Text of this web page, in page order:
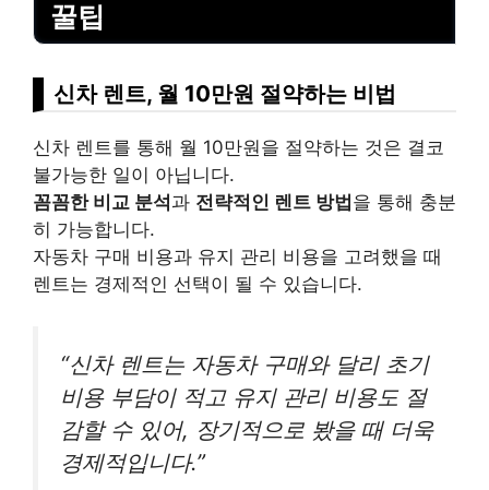
꿀팁
신차 렌트, 월 10만원 절약하는 비법
신차 렌트를 통해 월 10만원을 절약하는 것은 결코
불가능한 일이 아닙니다.
꼼꼼한 비교 분석 과 전략적인 렌트 방법 을 통해 충분
히 가능합니다.
자동차 구매 비용과 유지 관리 비용을 고려했을 때
렌트는 경제적인 선택이 될 수 있습니다.
“신차 렌트는 자동차 구매와 달리 초기
비용 부담이 적고 유지 관리 비용도 절
감할 수 있어, 장기적으로 봤을 때 더욱
경제적입니다.”